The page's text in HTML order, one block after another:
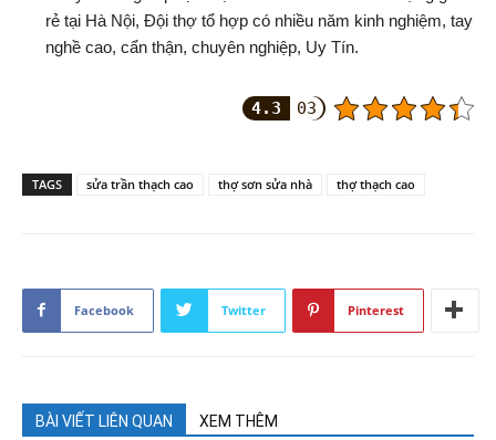
rẻ tại Hà Nội, Đội thợ tổ hợp có nhiều năm kinh nghiệm, tay
nghề cao, cẩn thận, chuyên nghiệp, Uy Tín.
4.3 03
TAGS sửa trần thạch cao thợ sơn sửa nhà thợ thạch cao
Facebook Twitter Pinterest
BÀI VIẾT LIÊN QUAN XEM THÊM